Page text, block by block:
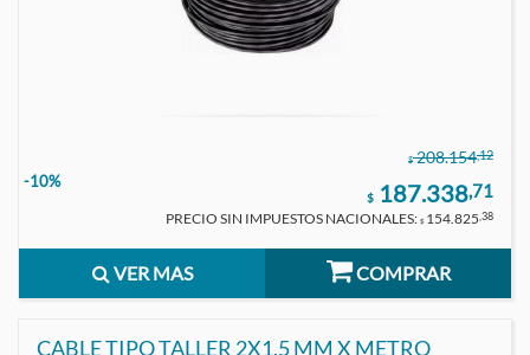
$ 208.154,12
-10%
$ 187.338,71
PRECIO SIN IMPUESTOS NACIONALES: $ 154.825,38
VER MAS COMPRAR
CABLE TIPO TALLER 2X1.5 MM X METRO